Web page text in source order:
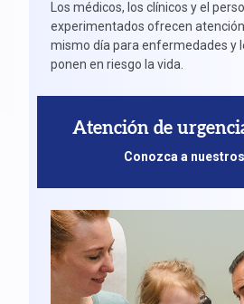
Los médicos, los clínicos y el
experimentados ofrecen
mismo día para enfermedades y
ponen en riesgo la vida.
Atención de
Conozca a